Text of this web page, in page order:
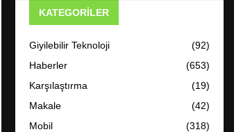
KATEGORILER
Giyilebilir Teknoloji
(92)
Haberler
(653)
Karşılaştırma
(19)
Makale
(42)
Mobil
(318)